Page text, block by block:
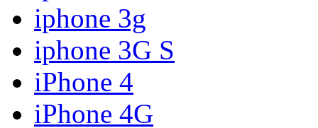
iphone 3g
iphone 3G S
iPhone 4
iPhone 4G